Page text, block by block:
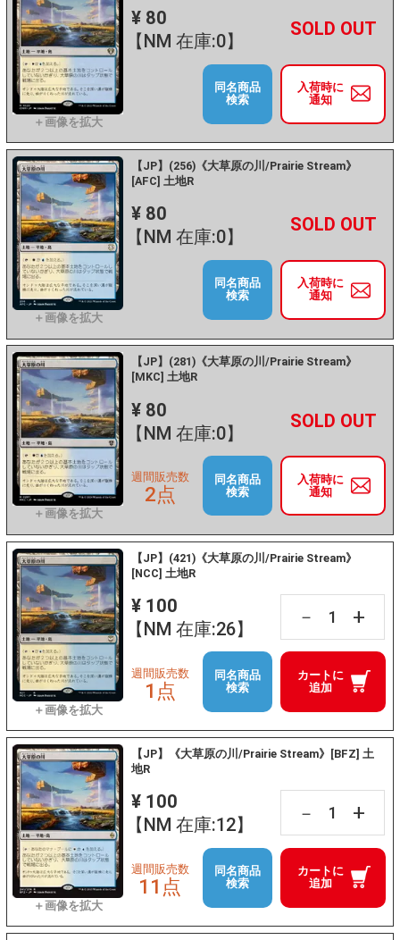
¥ 80
【NM 在庫:0】
－ +
入荷時に
通知
同名商品
検索
【JP】(256)《大草原の川/Prairie Stream》
[AFC] 土地R
¥ 80
【NM 在庫:0】
－ +
入荷時に
通知
同名商品
検索
【JP】(281)《大草原の川/Prairie Stream》
[MKC] 土地R
¥ 80
【NM 在庫:0】
－ +
入荷時に
通知
週間販売数
2点
同名商品
検索
【JP】(421)《大草原の川/Prairie Stream》
[NCC] 土地R
¥ 100
【NM 在庫:26】
－ +
カートに
追加
週間販売数
1点
同名商品
検索
【JP】《大草原の川/Prairie Stream》[BFZ] 土
地R
¥ 100
【NM 在庫:12】
－ +
カートに
追加
週間販売数
11点
同名商品
検索